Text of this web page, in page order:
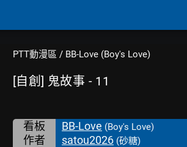
PTT動漫區 / BB-Love (Boy's Love)
[自創] 鬼故事 - 11
看板 BB-Love (Boy's Love)
作者 satou2026 (砂糖)